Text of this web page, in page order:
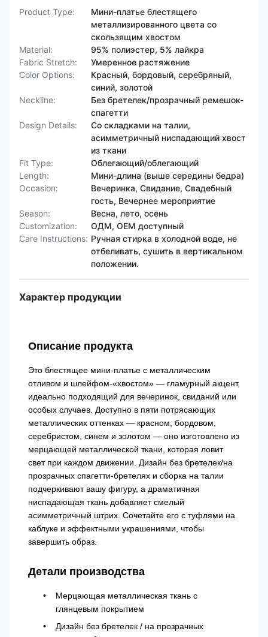
Product Type:
Мини-платье блестящего
металлизированного цвета со
скользящим хвостом
Material:
95% полиэстер, 5% лайкра
Fabric Stretch:
Умеренное растяжение
Color Options:
Красный, бордовый, серебряный,
синий, золотой
Neckline:
Без бретелек/прозрачный ремешок-
спагетти
Design Details:
Со складками на талии,
асимметричный ниспадающий хвост
из ткани
Fit Type:
Облегающий/облегающий
Length:
Мини-длина (выше середины бедра)
Occasion:
Вечеринка, Свидание, Свадебный
гость, Вечернее мероприятие
Season:
Весна, лето, осень
Customization:
ОДМ, OEM доступный
Care Instructions: Ручная стирка в холодной воде, не
отбеливать, сушить в вертикальном
положении.
Характер продукции
Описание продукта
Это блестящее мини-платье с металлическим
отливом и шлейфом-«хвостом» — гламурный акцент,
идеально подходящий для вечеринок, свиданий или
особых случаев. Доступно в пяти потрясающих
металлических оттенках — красном, бордовом,
серебристом, синем и золотом — оно изготовлено из
мерцающей металлической ткани, которая ловит
свет при каждом движении. Дизайн без бретелек/на
прозрачных спагетти-бретелях и сборка на талии
подчеркивают вашу фигуру, а драматичная
ниспадающая ткань добавляет смелый
асимметричный штрих. Сочетайте его с туфлями на
каблуке и эффектными украшениями, чтобы
завершить образ.
Детали производства
Мерцающая металлическая ткань с
глянцевым покрытием
Дизайн без бретелек / на прозрачных